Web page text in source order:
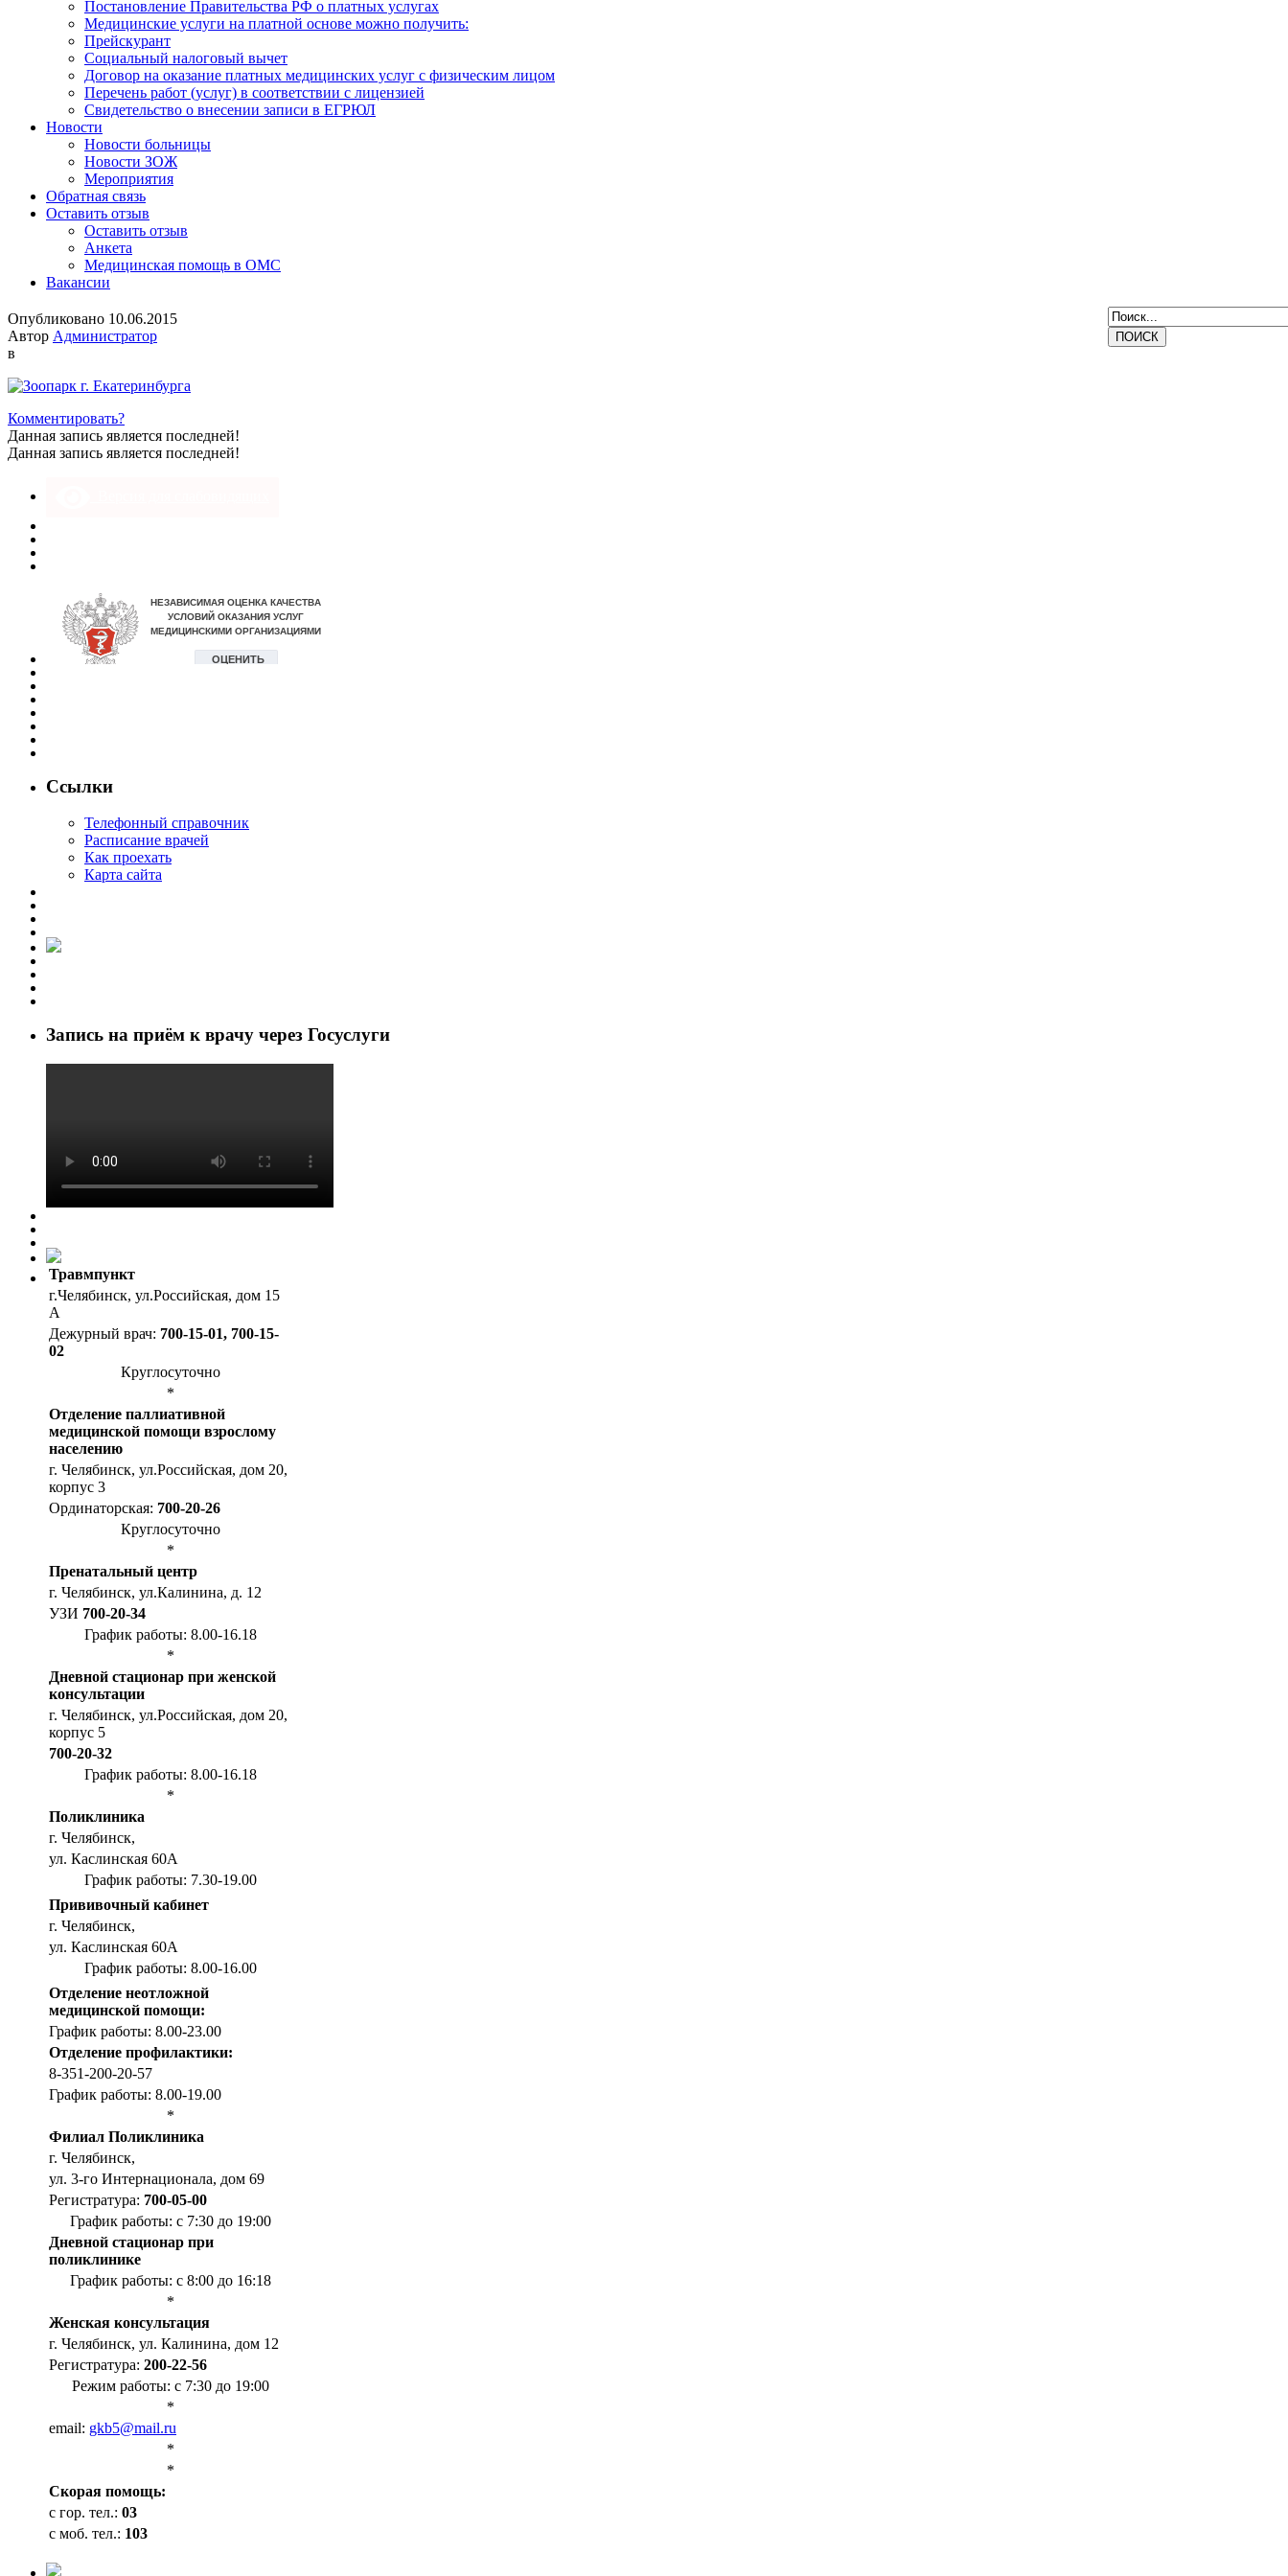
Постановление Правительства РФ о платных услугах
Медицинские услуги на платной основе можно получить:
Прейскурант
Социальный налоговый вычет
Договор на оказание платных медицинских услуг с физическим лицом
Перечень работ (услуг) в соответствии с лицензией
Свидетельство о внесении записи в ЕГРЮЛ
Новости
Новости больницы
Новости ЗОЖ
Мероприятия
Обратная связь
Оставить отзыв
Оставить отзыв
Анкета
Медицинская помощь в ОМС
Вакансии
Опубликовано 10.06.2015
Автор Администратор
в
Комментировать?
Данная запись является последней!
Данная запись является последней!
Ссылки
Телефонный справочник
Расписание врачей
Как проехать
Карта сайта
Запись на приём к врачу через Госуслуги
Травмпункт
г.Челябинск, ул.Российская, дом 15
А
Дежурный врач: 700-15-01, 700-15-
02
Круглосуточно
*
Отделение паллиативной
медицинской помощи взрослому
населению
г. Челябинск, ул.Российская, дом 20,
корпус 3
Ординаторская: 700-20-26
Круглосуточно
*
Пренатальный центр
г. Челябинск, ул.Калинина, д. 12
УЗИ 700-20-34
График работы: 8.00-16.18
*
Дневной стационар при женской
консультации
г. Челябинск, ул.Российская, дом 20,
корпус 5
700-20-32
График работы: 8.00-16.18
*
Поликлиника
г. Челябинск,
ул. Каслинская 60А
График работы: 7.30-19.00
Прививочный кабинет
г. Челябинск,
ул. Каслинская 60А
График работы: 8.00-16.00
Отделение неотложной
медицинской помощи:
График работы: 8.00-23.00
Отделение профилактики:
8-351-200-20-57
График работы: 8.00-19.00
*
Филиал Поликлиника
г. Челябинск,
ул. 3-го Интернационала, дом 69
Регистратура: 700-05-00
График работы: с 7:30 до 19:00
Дневной стационар при
поликлинике
График работы: с 8:00 до 16:18
*
Женская консультация
г. Челябинск, ул. Калинина, дом 12
Регистратура: 200-22-56
Режим работы: с 7:30 до 19:00
*
email: gkb5@mail.ru
*
*
Cкорая помощь:
с гор. тел.: 03
с моб. тел.: 103